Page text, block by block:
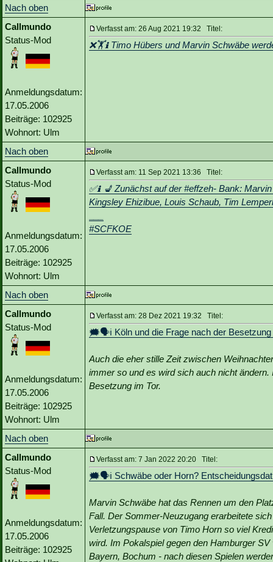
Nach oben
Callmundo
Status-Mod
Anmeldungsdatum:
17.05.2006
Beiträge: 102925
Wohnort: Ulm
Verfasst am: 26 Aug 2021 19:32 Titel:
❌🏋️ℹ️ Timo Hübers und Marvin Schwäbe
Nach oben
Callmundo
Status-Mod
Anmeldungsdatum:
17.05.2006
Beiträge: 102925
Wohnort: Ulm
Verfasst am: 11 Sep 2021 13:36 Titel:
✅ℹ️ 💺 Zunächst auf der #effzeh- Bank:
Kingsley Ehizibue, Louis Schaub, Tim
#SCFKOE
Nach oben
Callmundo
Status-Mod
Anmeldungsdatum:
17.05.2006
Beiträge: 102925
Wohnort: Ulm
Verfasst am: 28 Dez 2021 19:32 Titel:
🗯️🗣ℹ️ Köln und die Frage nach der Besetzung
Auch die eher stille Zeit zwischen
immer so und es wird sich auch nicht
Besetzung im Tor.
Nach oben
Callmundo
Status-Mod
Anmeldungsdatum:
17.05.2006
Beiträge: 102925
Verfasst am: 7 Jan 2022 20:20 Titel:
🗯️🗣ℹ️ Schwäbe oder Horn?
Marvin Schwäbe hat das Rennen um den
Fall. Der Sommer-Neuzugang erarbeitete
Verletzungspause von Timo Horn so viel
wird. Im Pokalspiel gegen den Hamburger
Bayern, Bochum - nach diesen Spielen